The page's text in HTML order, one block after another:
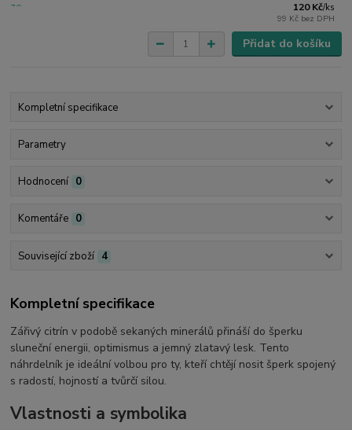
120 Kč/ks
99 Kč bez DPH
Přidat do košíku
Kompletní specifikace
Parametry
Hodnocení 0
Komentáře 0
Související zboží 4
Kompletní specifikace
Zářivý citrín v podobě sekaných minerálů přináší do šperku
sluneční energii, optimismus a jemný zlatavý lesk. Tento
náhrdelník je ideální volbou pro ty, kteří chtějí nosit šperk spojený
s radostí, hojností a tvůrčí silou.
Vlastnosti a symbolika